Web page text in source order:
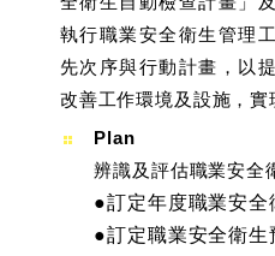
執行職業安全衛生管理
先次序與行動計畫，以
改善工作環境及設施，實
Plan
辨識及評估職業安全
●訂定年度職業安全
●訂定職業安全衛生